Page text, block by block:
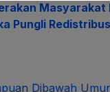
Pungli